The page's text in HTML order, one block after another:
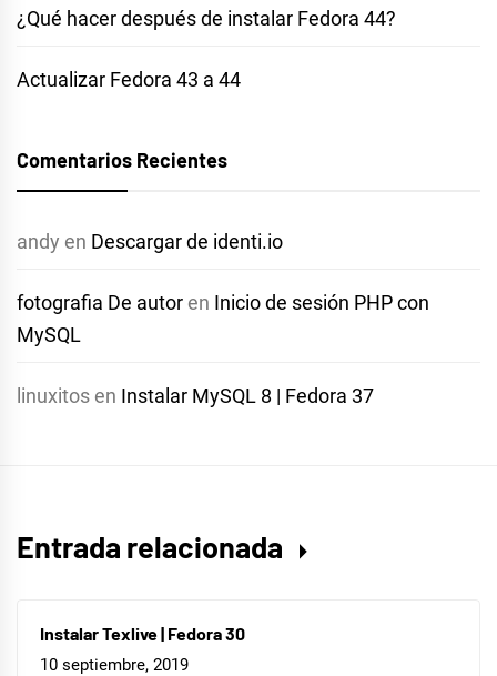
¿Qué hacer después de instalar Fedora 44?
Actualizar Fedora 43 a 44
Comentarios Recientes
andy en Descargar de identi.io
fotografia De autor en Inicio de sesión PHP con
MySQL
linuxitos en Instalar MySQL 8 | Fedora 37
Entrada relacionada
Instalar Texlive | Fedora 30
10 septiembre, 2019